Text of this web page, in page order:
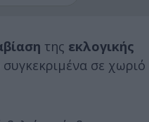
της εκλογικής
συγκεκριμένα σε χωριό